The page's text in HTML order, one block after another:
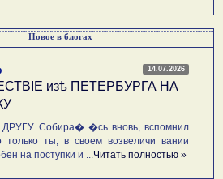
Новое в блогах
14.07.2026
изѣ ПЕТЕРБУРГА НА
Собира� �сь вновь, вспомнил
ты, в своем возвеличи вании
на поступки и ... Читать полностью »